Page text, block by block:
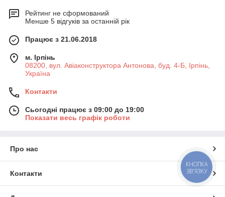
Рейтинг не сформований
Менше 5 відгуків за останній рік
Працює з 21.06.2018
м. Ірпінь
08200, вул. Авіаконструктора Антонова, буд. 4-Б, Ірпінь,
Україна
Контакти
Сьогодні працює з 09:00 до 19:00
Показати весь графік роботи
Про нас
Контакти
КНОПКА
ЗВ'ЯЗКУ